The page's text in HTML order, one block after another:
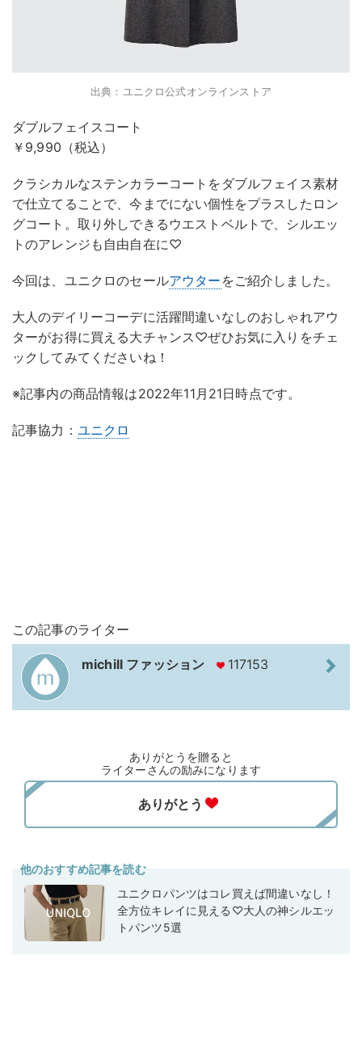
出典：ユニクロ公式オンラインストア
ダブルフェイスコート
￥9,990（税込）
クラシカルなステンカラーコートをダブルフェイス素材
で仕立てることで、今までにない個性をプラスしたロン
グコート。取り外しできるウエストベルトで、シルエッ
トのアレンジも自由自在に♡
今回は、ユニクロのセールアウター をご紹介しました。
大人のデイリーコーデに活躍間違いなしのおしゃれアウ
ターがお得に買える大チャンス♡ぜひお気に入りをチェ
ックしてみてくださいね！
※記事内の商品情報は2022年11月21日時点です。
記事協力： ユニクロ
この記事のライター
michill ファッション 117153
ありがとうを贈ると
ライターさんの励みになります
他のおすすめ記事を読む
ユニクロパンツはコレ買えば間違いなし！
全方位キレイに見える♡大人の神シルエッ
トパンツ5選